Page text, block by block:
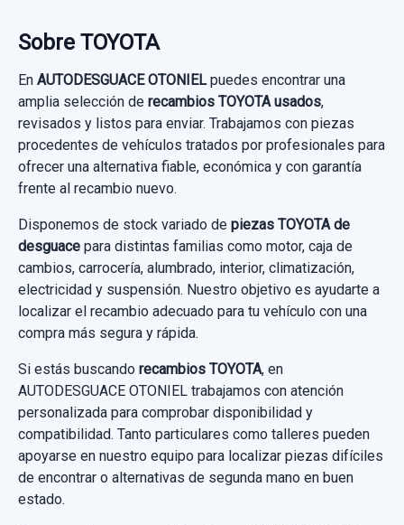
Consultar por whatsapp
CERRADURA PUERTA TRASERA DERECHA SR 2
PINES
CERRADURA PUERTA TRASERA DERECHA
SR... usado.
200,00 €
Sin IVA, gastos de envío no incluidos.
Consultar por whatsapp
BRAZO SUSPENSION INFERIOR DELANTERO
IZQUIERDO
BRAZO SUSPENSION INFERIOR
DELANTERO... usado.
TOYOTA PRIUS (NHW20) BASIS
Garantía 1 año
Ref:957476
40,00 €
Sin IVA, gastos de envío no incluidos.
Sobre TOYOTA
En AUTODESGUACE OTONIELpuedes encontrar una
amplia selección de recambios TOYOTA usados,
revisados y listos para enviar. Trabajamos con piezas
procedentes de vehículos tratados por profesionales para
ofrecer una alternativa fiable, económica y con garantía
frente al recambio nuevo.
Disponemos de stock variado de piezas TOYOTA de
desguace para distintas familias como motor, caja de
cambios, carrocería, alumbrado, interior, climatización,
electricidad y suspensión. Nuestro objetivo es ayudarte a
localizar el recambio adecuado para tu vehículo con una
compra más segura y rápida.
Si estás buscando recambios TOYOTA, en
AUTODESGUACE OTONIEL trabajamos con atención
personalizada para comprobar disponibilidad y
compatibilidad. Tanto particulares como talleres pueden
apoyarse en nuestro equipo para localizar piezas difíciles
de encontrar o alternativas de segunda mano en buen
estado.